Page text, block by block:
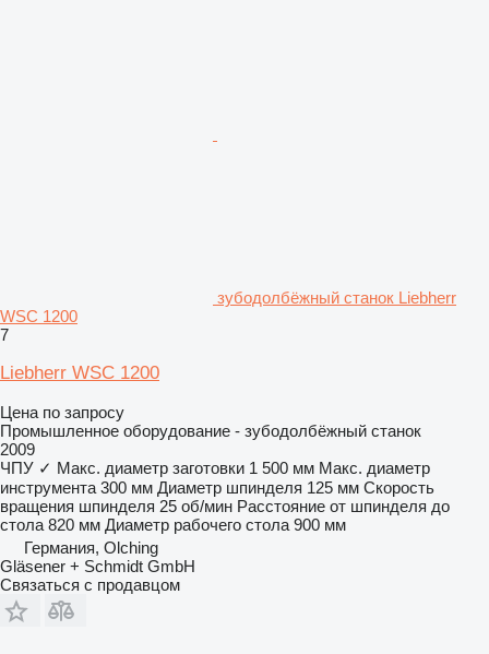
зубодолбёжный станок Liebherr
WSC 1200
7
Liebherr WSC 1200
Цена по запросу
Промышленное оборудование - зубодолбёжный станок
2009
ЧПУ ✓ Макс. диаметр заготовки 1 500 мм Макс. диаметр
инструмента 300 мм Диаметр шпинделя 125 мм Скорость
вращения шпинделя 25 об/мин Расстояние от шпинделя до
стола 820 мм Диаметр рабочего стола 900 мм
Германия, Olching
Gläsener + Schmidt GmbH
Связаться с продавцом